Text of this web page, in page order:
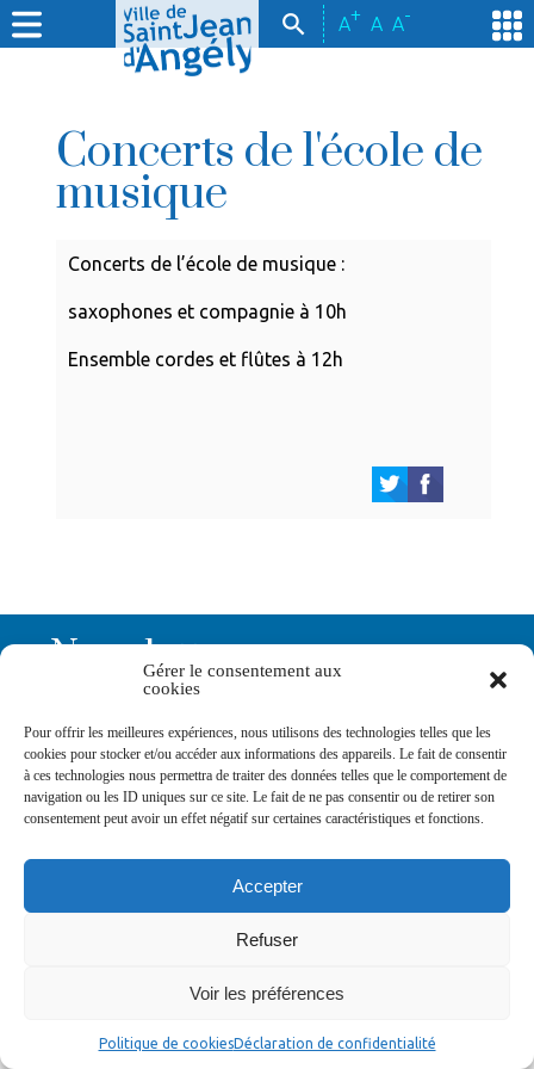
Gérer le consentement aux
cookies
Pour offrir les meilleures expériences, nous utilisons des technologies telles que les
cookies pour stocker et/ou accéder aux informations des appareils. Le fait de consentir
à ces technologies nous permettra de traiter des données telles que le comportement de
navigation ou les ID uniques sur ce site. Le fait de ne pas consentir ou de retirer son
consentement peut avoir un effet négatif sur certaines caractéristiques et fonctions.
Accepter
Refuser
Voir les préférences
Politique de cookiesDéclaration de confidentialité
A+ A A-
Concerts de l'école de
musique
Concerts de l’école de musique :
saxophones et compagnie à 10h
Ensemble cordes et flûtes à 12h
Newsletters
Abonnez-vous à la newsletter
>
Contact